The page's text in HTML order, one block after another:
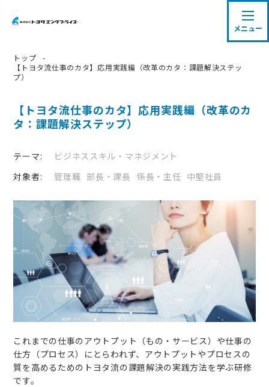
メニュー
研修をさがす
お悩みからさがす
ランキングからさがす
トップ
私たちの強み
トヨタ流カイゼン教育 体系図
ご利用方法
導入事例
よくあるご質問
コラム
トップ
-
【トヨタ流仕事のカタ】応用実践編（改革のカタ：課題解決ステッ
プ）
【トヨタ流仕事のカタ】応用実践編（改革のカ
タ：課題解決ステップ）
テーマ:
ビジネススキル・マネジメント
対象者:
管理職 部長・課長 係長・主任 中堅社員
これまでの仕事のアウトプット（もの・サービス）や仕事の
仕方（プロセス）にとらわれず、アウトプットやプロセスの
質を高めるためのトヨタ流の課題解決の実践方法を学ぶ研修
です。